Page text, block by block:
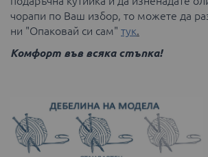
чорапи по Ваш избор, то можете да
ни "Опаковай си сам" тук.
Комфорт във всяка стъпка!